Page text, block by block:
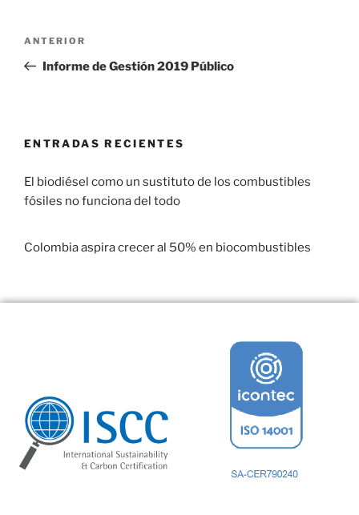
ANTERIOR
Informe de Gestión 2019 Público
ENTRADAS RECIENTES
El biodiésel como un sustituto de los combustibles
fósiles no funciona del todo
Colombia aspira crecer al 50% en biocombustibles